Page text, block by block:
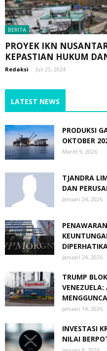
BERITA
PROYEK IKN
KEPASTIAN HUKUM
Redaksi - Juli 23, 2024
LATEST NEWS
PRODUKSI
OKTOBER
Maret 9, 2026
TJANDRA
DAN
Januari 24, 2026
Januari 24, 2026
TRUMP
Januari 14, 2026
INVESTASI
NILAI